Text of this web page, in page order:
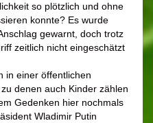
so plötzlich und ohne
konnte? Es wurde
gewarnt, doch trotz
zeitlich nicht eingeschätzt
in einer öffentlichen
denen auch Kinder zählen
Gedenken hier nochmals
Wladimir Putin